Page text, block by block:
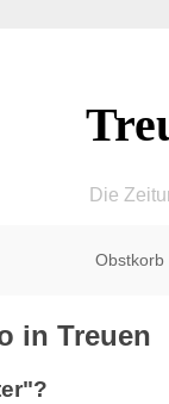
Die
in Treuen